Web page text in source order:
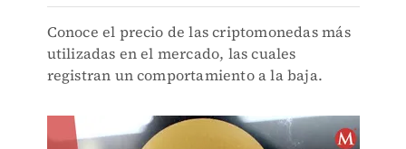
Conoce el precio de las criptomonedas más
utilizadas en el mercado, las cuales
registran un comportamiento a la baja.